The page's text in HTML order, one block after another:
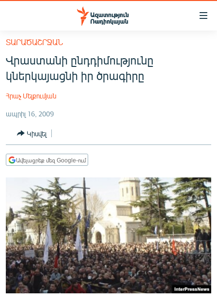
Մատչելիության
հիմնական
բովանդակությանը
Անցնել
հիմնական
մենյուին
ՀԱՅԱՍՏԱՆ
ՔԱՂԱՔԱԿԱՆ
ԸՆՏՐՈՒԹՅՈՒՆՆԵՐ 2026
ԻՐԱՎՈՒՆՔ
ՀԱՍԱՐԱԿՈՒԹՅՈՒՆ
ՏՆՏԵՍՈՒԹՅՈՒՆ
ՊԱՏԵՐԱԶՄԻ 6 ՇԱԲԱԹՆԵՐԸ
ՏԱՐԱԾԱՇՐՋԱՆ
ՄԻՋԱԶԳԱՅԻՆ
ՄՇԱԿՈՒՅԹ
ՍՊՈՐՏ
ՄԵԿՆԱԲԱՆՈՒԹՅՈՒՆ
ՏՏ ԵՒ ԻՆՏԵՐՆԵՏ
ՏԱՐԱԾԱՇՐՋԱՆ
Վրաստանի ընդդիմությունը
կներկայացնի իր ծրագիրը
Հրաչ Մելքումյան
ապրիլ 16, 2009
Կիսվել
Ավելացրեք մեզ Google-ում